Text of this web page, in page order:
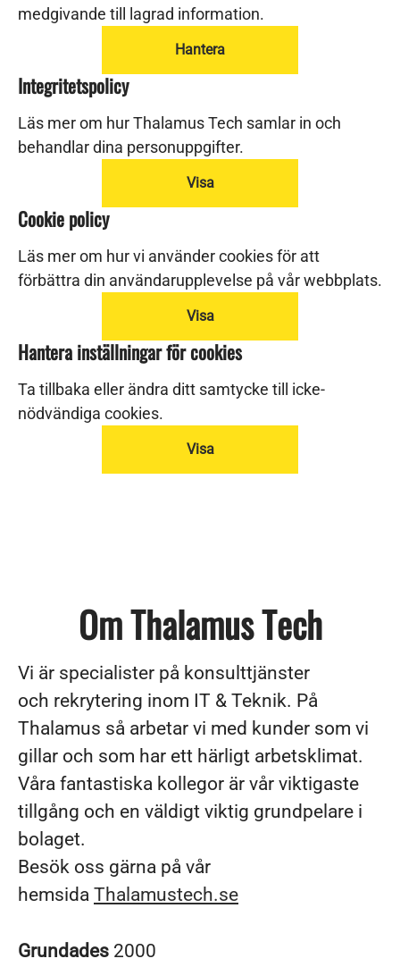
medgivande till lagrad information.
Hantera
Integritetspolicy
Läs mer om hur Thalamus Tech samlar in och
behandlar dina personuppgifter.
Visa
Cookie policy
Läs mer om hur vi använder cookies för att
förbättra din användarupplevelse på vår webbplats.
Visa
Hantera inställningar för cookies
Ta tillbaka eller ändra ditt samtycke till icke-
nödvändiga cookies.
Visa
Om Thalamus Tech
Vi är specialister på konsulttjänster
och rekrytering inom IT & Teknik. På
Thalamus så arbetar vi med kunder som vi
gillar och som har ett härligt arbetsklimat.
Våra fantastiska kollegor är vår viktigaste
tillgång och en väldigt viktig grundpelare i
bolaget.
Besök oss gärna på vår
hemsida Thalamustech.se
Grundades 2000